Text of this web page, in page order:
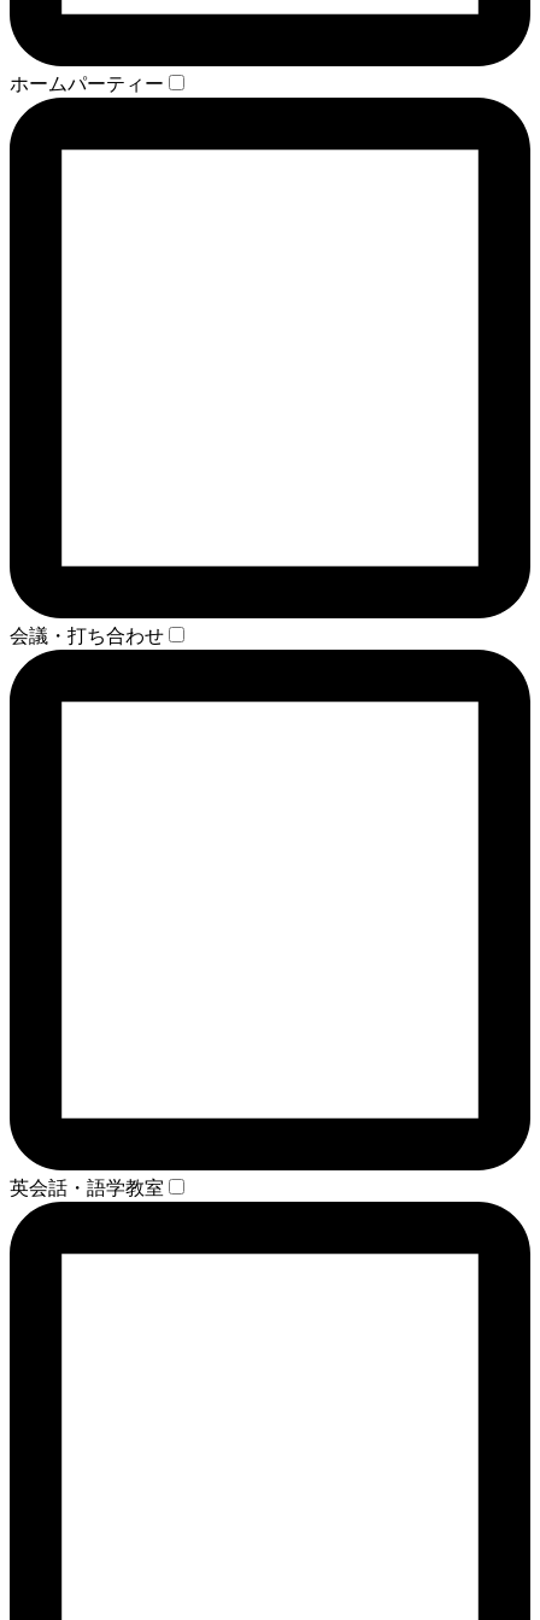
ホームパーティー
会議・打ち合わせ
英会話・語学教室